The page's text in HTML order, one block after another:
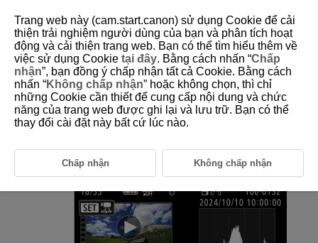
D292-115
4K Movie Frame Grab
From 4K movies, you can select individual frames to save as JPEG or
Select a 4K movie.
Trang web này (cam.start.canon) sử dụng Cookie để cải
thiện trải nghiệm người dùng của bạn và phân tích hoạt
động và cải thiện trang web. Bạn có thể tìm hiểu thêm về
việc sử dụng Cookie tại đây. Bằng cách nhấn “Chấp
nhận”, bạn đồng ý chấp nhận tất cả Cookie. Bằng cách
nhấn “Không chấp nhận” hoặc không chọn, thì chỉ
những Cookie cần thiết để cung cấp nội dung và chức
năng của trang web được ghi lại và lưu trữ. Bạn có thể
thay đổi cài đặt này bất cứ lúc nào.
Chấp nhận Không chấp nhận